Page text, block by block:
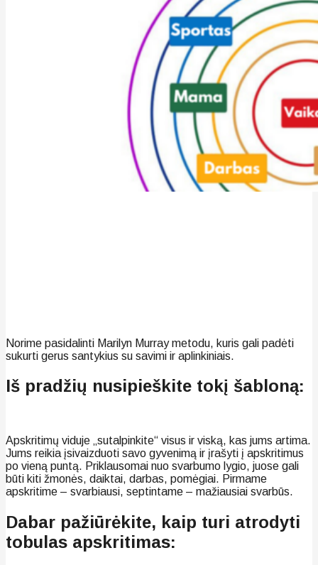
Norime pasidalinti Marilyn Murray metodu, kuris gali padėti
sukurti gerus santykius su savimi ir aplinkiniais.
Iš pradžių nusipieškite tokį šabloną:
Apskritimų viduje „sutalpinkite“ visus ir viską, kas jums artima.
Jums reikia įsivaizduoti savo gyvenimą ir įrašyti į apskritimus
po vieną puntą. Priklausomai nuo svarbumo lygio, juose gali
būti kiti žmonės, daiktai, darbas, pomėgiai. Pirmame
apskritime – svarbiausi, septintame – mažiausiai svarbūs.
Dabar pažiūrėkite, kaip turi atrodyti
tobulas apskritimas: